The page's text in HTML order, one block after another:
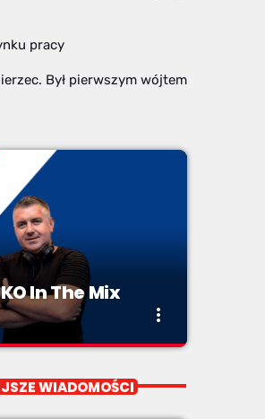
pracy
Był pierwszym wójtem
In The Mix
more_vert
In The Mix
WIADOMOŚCI